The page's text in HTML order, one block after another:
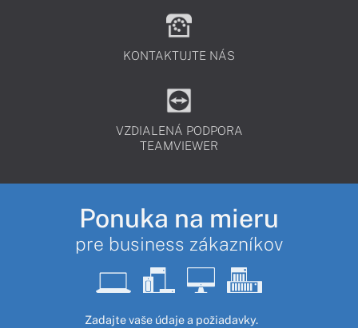
KONTAKTUJTE NÁS
VZDIALENÁ PODPORA
TEAMVIEWER
Ponuka na mieru
pre business zákazníkov
Zadajte vaše údaje a požiadavky.